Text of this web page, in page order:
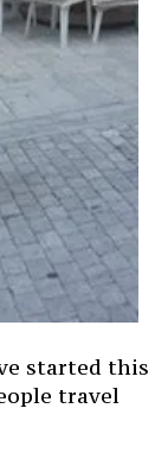
started this
travel